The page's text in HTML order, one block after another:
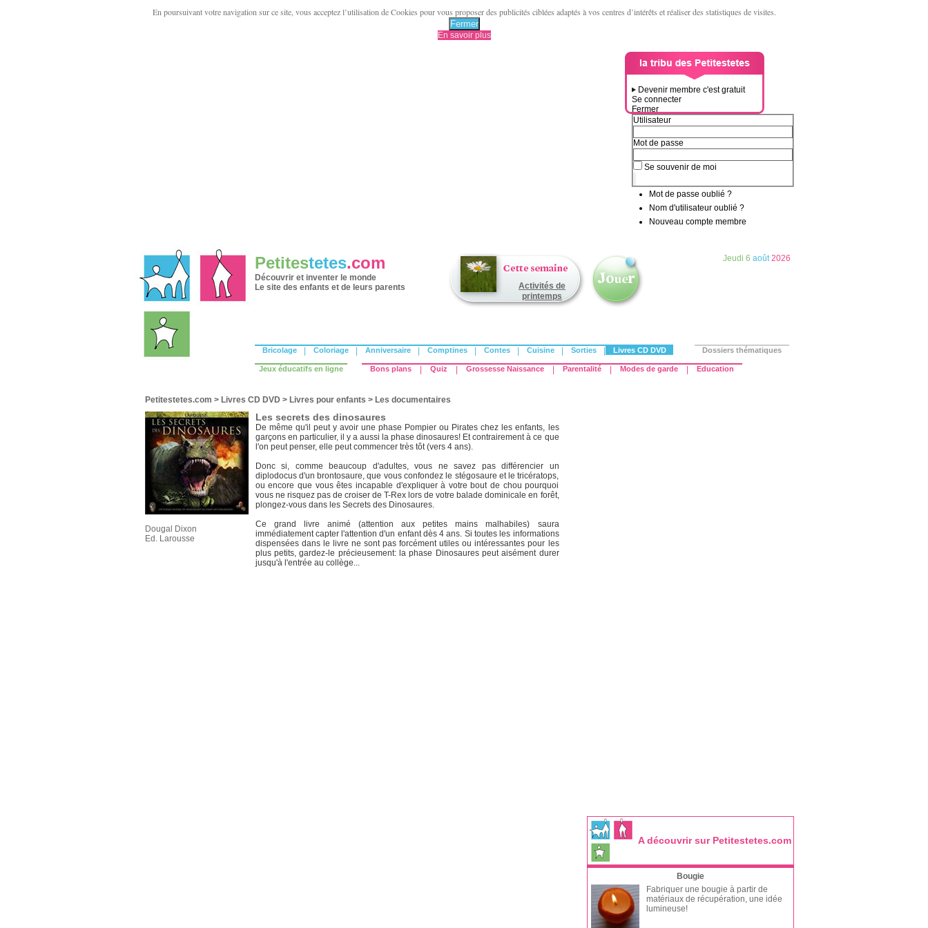
En poursuivant votre navigation sur ce site, vous acceptez l’utilisation de Cookies pour vous proposer des publicités ciblées adaptés à vos centres d’intérêts et réaliser des statistiques de visites.
Fermer
En savoir plus
Devenir membre c'est gratuit
Se connecter
Fermer
Utilisateur
Mot de passe
Se souvenir de moi
Mot de passe oublié ?
Nom d'utilisateur oublié ?
Nouveau compte membre
Petitestetes.com
Découvrir et inventer le monde
Le site des enfants et de leurs parents
Activités de
printemps
Jeudi 6 août2026
Bricolage Coloriage Anniversaire Comptines Contes Cuisine Sorties Livres CD DVD Dossiers thématiques
Jeux éducatifs en ligne Bons plans Quiz Grossesse Naissance Parentalité Modes de garde Education
Petitestetes.com > Livres CD DVD > Livres pour enfants > Les documentaires
Dougal Dixon
Ed. Larousse
Les secrets des dinosaures
De même qu'il peut y avoir une phase Pompier ou Pirates chez les enfants, les
garçons en particulier, il y a aussi la phase dinosaures! Et contrairement à ce que
l'on peut penser, elle peut commencer très tôt (vers 4 ans).
Donc si, comme beaucoup d'adultes, vous ne savez pas différencier un
diplodocus d'un brontosaure, que vous confondez le stégosaure et le tricératops,
ou encore que vous êtes incapable d'expliquer à votre bout de chou pourquoi
vous ne risquez pas de croiser de T-Rex lors de votre balade dominicale en forêt,
plongez-vous dans les Secrets des Dinosaures.
Ce grand livre animé (attention aux petites mains malhabiles) saura
immédiatement capter l'attention d'un enfant dès 4 ans. Si toutes les informations
dispensées dans le livre ne sont pas forcément utiles ou intéressantes pour les
plus petits, gardez-le précieusement: la phase Dinosaures peut aisément durer
jusqu'à l'entrée au collège...
A découvrir sur Petitestetes.com
Bougie
Fabriquer une bougie à partir de
matériaux de récupération, une idée
lumineuse!